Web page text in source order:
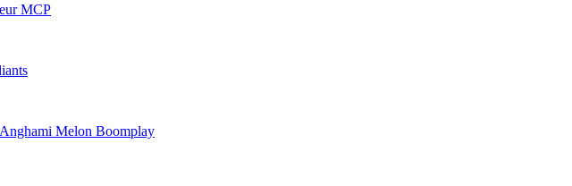
MCP
Anghami Melon Boomplay